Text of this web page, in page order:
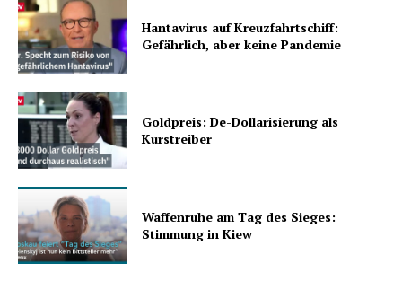
Hantavirus auf Kreuzfahrtschiff:
Gefährlich, aber keine Pandemie
Goldpreis: De-Dollarisierung als
Kurstreiber
Waffenruhe am Tag des Sieges:
Stimmung in Kiew